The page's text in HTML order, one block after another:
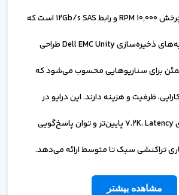
سازمانی با سرعت چرخش 10,000 RPM و رابط 12Gb/s SAS است که
برای استفاده در آرایه‌های ذخیره‌سازی Dell EMC Unity طراحی
برای سناریوهایی محسوب می‌شود که
ظرفیت و هزینه دارند. این درایو در
مقایسه با HDDهای 7.2K، Latency پایین‌تر و توان پاسخ‌گویی
تراکنشی سبک تا متوسط ارائه می‌دهد.
مشاهده بیشتر